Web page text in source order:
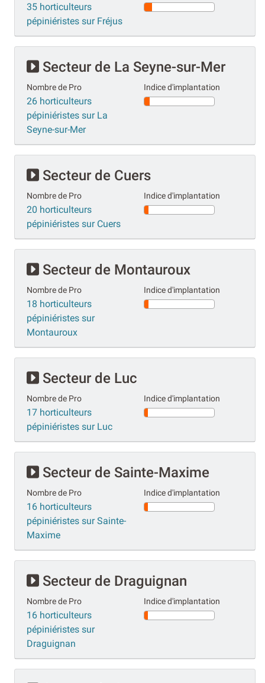
35 horticulteurs
pépiniéristes sur Fréjus
Secteur de La Seyne-sur-Mer
Nombre de Pro
26 horticulteurs
pépiniéristes sur La
Seyne-sur-Mer
Indice d'implantation
Secteur de Cuers
Nombre de Pro
20 horticulteurs
pépiniéristes sur Cuers
Indice d'implantation
Secteur de Montauroux
Nombre de Pro
18 horticulteurs
pépiniéristes sur
Montauroux
Indice d'implantation
Secteur de Luc
Nombre de Pro
17 horticulteurs
pépiniéristes sur Luc
Indice d'implantation
Secteur de Sainte-Maxime
Nombre de Pro
16 horticulteurs
pépiniéristes sur Sainte-
Maxime
Indice d'implantation
Secteur de Draguignan
Nombre de Pro
16 horticulteurs
pépiniéristes sur
Draguignan
Indice d'implantation